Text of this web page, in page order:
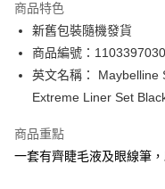
PayMe
WeChat Pay
BoC Pay
送貨方式
順豐自助櫃 - 確認發貨後
商品特色
新舊包裝隨機發貨
商品編號：
英文名稱： Maybelline
Extreme Liner Set
商品重點
一套有齊睫毛液及眼線筆